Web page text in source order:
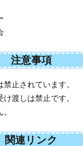
注意事項
止されています。
渡しは禁止です。
関連リンク